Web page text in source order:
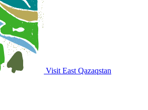
Visit East Qazaqstan